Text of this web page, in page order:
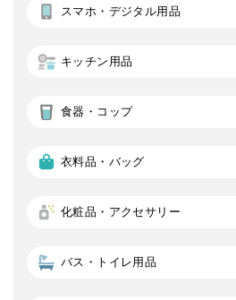
スマホ・デジタル用品
キッチン用品
食器・コップ
衣料品・バッグ
化粧品・アクセサリー
バス・トイレ用品